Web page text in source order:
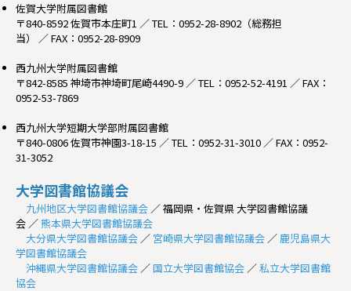
佐賀大学附属図書館
〒840-8592 佐賀市本庄町1 ／ TEL：0952-28-8902（総務担
当） ／ FAX：0952-28-8909
西九州大学附属図書館
〒842-8585 神埼市神埼町尾崎4490-9 ／ TEL：0952-52-4191 ／ FAX：
0952-53-7869
西九州大学短期大学部附属図書館
〒840-0806 佐賀市神園3-18-15 ／ TEL：0952-31-3010 ／ FAX：0952-
31-3052
大学図書館協議会
九州地区大学図書館協議会 ／ 福岡県・佐賀県 大学図書館協議
会 ／熊本県大学図書館協議会
大分県大学図書館協議会 ／ 宮崎県大学図書館協議会 ／鹿児島県大
学図書館協議会
沖縄県大学図書館協議会 ／国立大学図書館協会 ／私立大学図書館
協会